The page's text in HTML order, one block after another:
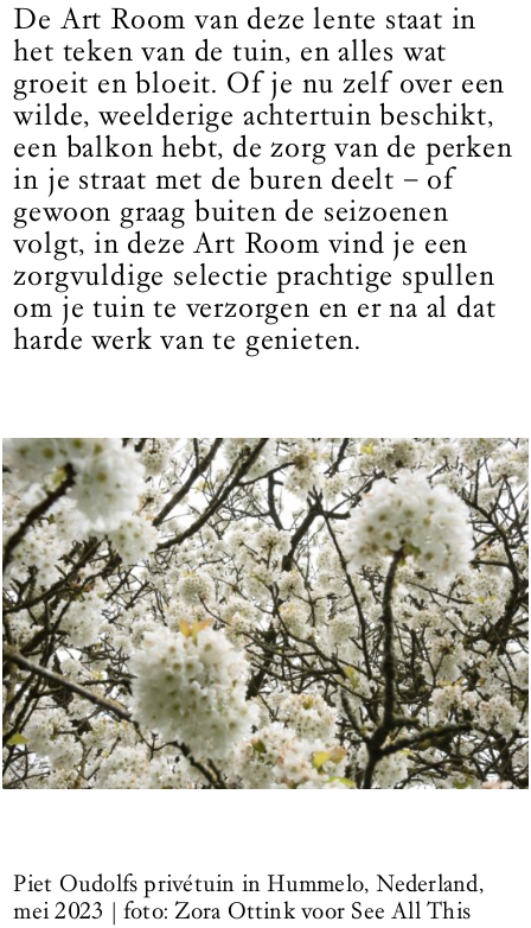
De Art Room van deze lente staat in
het teken van de tuin, en alles wat
groeit en bloeit. Of je nu zelf over een
wilde, weelderige achtertuin beschikt,
een balkon hebt, de zorg van de perken
in je straat met de buren deelt – of
gewoon graag buiten de seizoenen
volgt, in deze Art Room vind je een
zorgvuldige selectie prachtige spullen
om je tuin te verzorgen en er na al dat
harde werk van te genieten.
Piet Oudolfs privétuin in Hummelo, Nederland,
mei 2023 | foto: Zora Ottink voor See All This